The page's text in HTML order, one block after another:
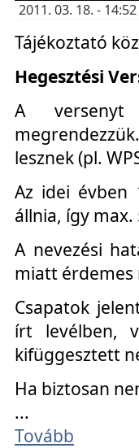
2011. 03. 18. -
Tájékoztató
Hegesztési
A versenyt
lesznek (pl.
Az idei évben
állnia, így
A nevezési
miatt érdemes
Csapatok
írt levélben,
kifüggesztett
Ha biztosan
...
Tovább